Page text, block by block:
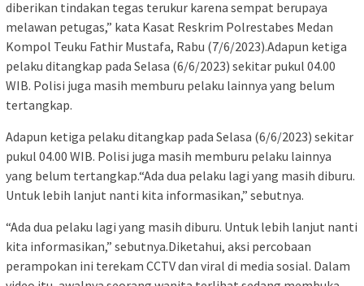
diberikan tindakan tegas terukur karena sempat berupaya
melawan petugas,” kata Kasat Reskrim Polrestabes Medan
Kompol Teuku Fathir Mustafa, Rabu (7/6/2023).Adapun ketiga
pelaku ditangkap pada Selasa (6/6/2023) sekitar pukul 04.00
WIB. Polisi juga masih memburu pelaku lainnya yang belum
tertangkap.
Adapun ketiga pelaku ditangkap pada Selasa (6/6/2023) sekitar
pukul 04.00 WIB. Polisi juga masih memburu pelaku lainnya
yang belum tertangkap.“Ada dua pelaku lagi yang masih diburu.
Untuk lebih lanjut nanti kita informasikan,” sebutnya.
“Ada dua pelaku lagi yang masih diburu. Untuk lebih lanjut nanti
kita informasikan,” sebutnya.Diketahui, aksi percobaan
perampokan ini terekam CCTV dan viral di media sosial. Dalam